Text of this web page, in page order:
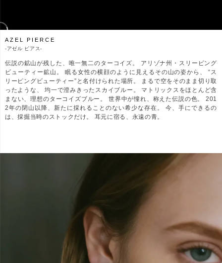
AZEL PIERCE
-アゼル ピアス-
伝説の鉱山が残した、唯一無二のターコイズ。 アリゾナ州・スリーピング
ビューティー鉱山。 眠る女性の横顔のように見えるその山の姿から、 “ス
リーピングビューティー”と名付けられた場所。 まるで空をそのまま切り取
ったような、 均一で澄みきったスカイブルー。 マトリックスをほとんど含
まない、理想のターコイズブルー。 世界中が憧れ、称えた伝説の色。 201
2年の閉山以降、新たに採れることのない希少な存在。 今、手にできるの
は、採掘当時のストックだけ。 耳元に宿る、永遠の青。